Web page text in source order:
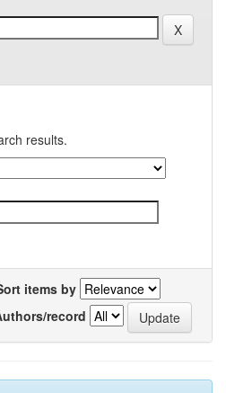
results.
items by
record